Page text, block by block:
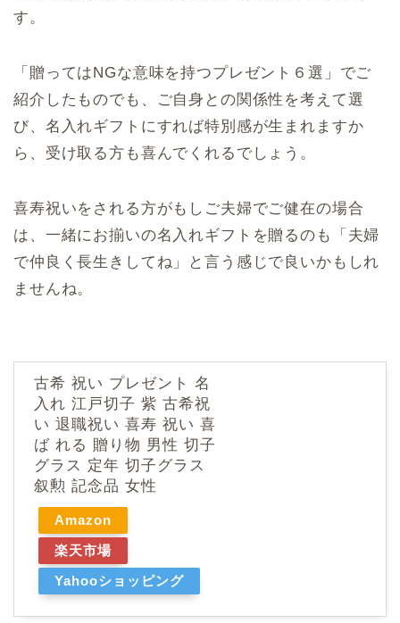
す。
「贈ってはNGな意味を持つプレゼント６選」でご
紹介したものでも、ご自身との関係性を考えて選
び、名入れギフトにすれば特別感が生まれますか
ら、受け取る方も喜んでくれるでしょう。
喜寿祝いをされる方がもしご夫婦でご健在の場合
は、一緒にお揃いの名入れギフトを贈るのも「夫婦
で仲良く長生きしてね」と言う感じで良いかもしれ
ませんね。
古希 祝い プレゼント 名
入れ 江戸切子 紫 古希祝
い 退職祝い 喜寿 祝い 喜
ば れる 贈り物 男性 切子
グラス 定年 切子グラス
叙勲 記念品 女性
Amazon
楽天市場
Yahooショッピング